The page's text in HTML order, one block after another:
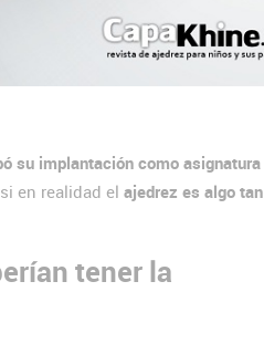
su implantación como asignatura
en realidad el ajedrez es algo tan
tener la